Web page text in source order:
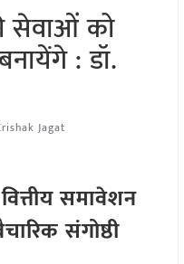
सेवाओं को
: डॉ.
Jagat
समावेशन
संगोष्ठी